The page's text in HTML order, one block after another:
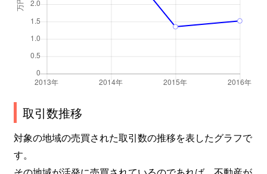
取引数推移
対象の地域の売買された取引数の推移を表したグラフで
す。